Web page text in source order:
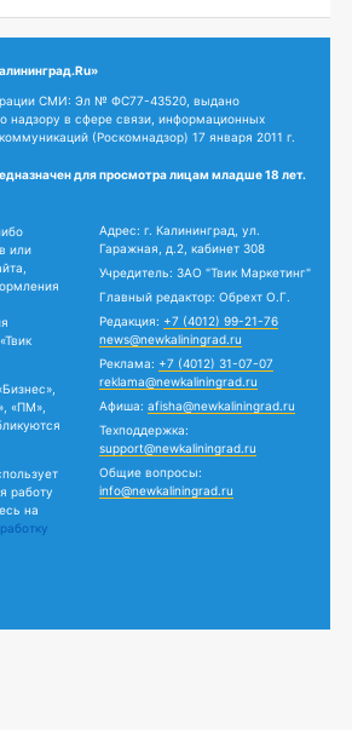
СМИ: Эл № ФС77-43520, выдано
надзору в сфере связи, информационных
(Роскомнадзор) 17 января 2011 г.
для просмотра лицам младше 18 лет.
или
«ПМ»,
работу
на
Адрес: г. Калининград, ул.
Гаражная, д.2, кабинет 308
Учредитель: ЗАО "Твик Маркетинг"
Главный редактор: Обрехт О.Г.
Редакция: +7 (4012) 99-21-76
news@newkaliningrad.ru
Реклама: +7 (4012) 31-07-07
reklama@newkaliningrad.ru
Афиша: afisha@newkaliningrad.ru
Техподдержка:
support@newkaliningrad.ru
Общие вопросы:
info@newkaliningrad.ru